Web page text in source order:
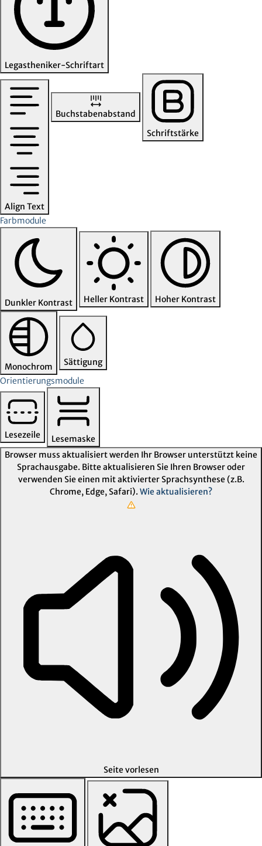
Legastheniker-Schriftart
Align Text
Buchstabenabstand
Schriftstärke
Farbmodule
Dunkler Kontrast Heller Kontrast Hoher Kontrast
Monochrom
Sättigung
Orientierungsmodule
Lesezeile
Lesemaske
Browser muss aktualisiert werden Ihr Browser unterstützt keine
Sprachausgabe. Bitte aktualisieren Sie Ihren Browser oder
verwenden Sie einen mit aktivierter Sprachsynthese (z.B.
Chrome, Edge, Safari). Wie aktualisieren?
Seite vorlesen